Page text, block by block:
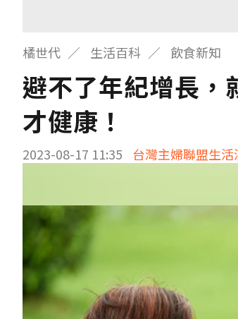
橘世代 生活百科 飲食新知
避不了年紀增長，
才健康！
2023-08-17 11:35 台灣主婦聯盟生